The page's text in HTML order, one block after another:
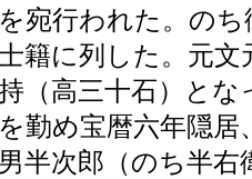
宛行われた。の
籍に列した。元文
（高三十石）とな
勤め宝暦六年隠
半次郎（のち半右